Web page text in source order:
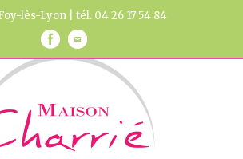
lès-Lyon | tél. 04 26 17 54 84